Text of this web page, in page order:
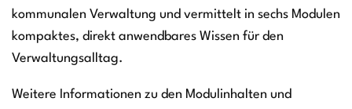
kommunalen Verwaltung und vermittelt in sechs Modulen
kompaktes, direkt anwendbares Wissen für den
Verwaltungsalltag.
Weitere Informationen zu den Modulinhalten und